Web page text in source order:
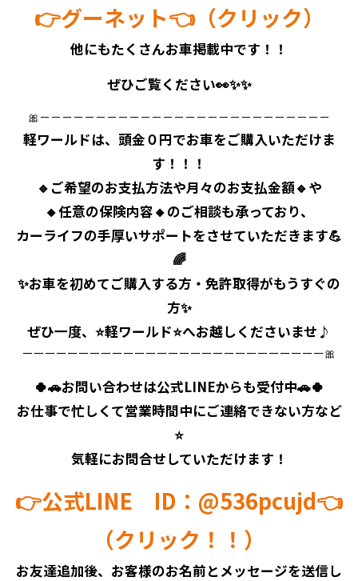
👉グーネット👈（クリック）
他にもたくさんお車掲載中です！！
ぜひご覧ください👀✨✨
🎀－－－－－－－－－－－－－－－－－－－－－－－－－－
⁡軽ワールドは、頭金０円でお車をご購入いただけま
す！！！
⁡🔹ご希望のお支払方法や月々のお支払金額🔹や
⁡🔸任意の保険内容🔸のご相談も承っており、
⁡カーライフの手厚いサポートをさせていただきます💪
🌈
⁡✨お車を初めてご購入する方・免許取得がもうすぐの
方✨
⁡ぜひ一度、⭐軽ワールド⭐へお越しくださいませ♪
ーーーーーーーーーーーーーーーーーーーーーーーーーーー🎀
🍀🚗お問い合わせは公式LINEからも受付中🚗🍀
お仕事で忙しくて営業時間中にご連絡できない方など
⭐
気軽にお問合せしていただけます！
👉公式LINE ID：@536pcujd👈
（クリック！！）
お友達追加後、お客様のお名前とメッセージを送信し